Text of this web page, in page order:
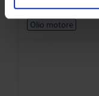
Olio motore